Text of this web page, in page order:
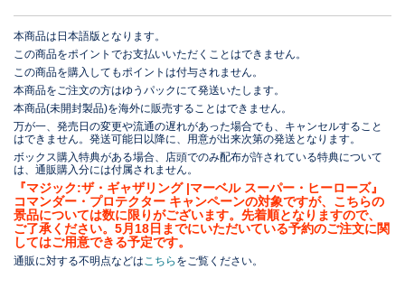
本商品は日本語版となります。
この商品をポイントでお支払いいただくことはできません。
この商品を購入してもポイントは付与されません。
本商品をご注文の方はゆうパックにて発送いたします。
本商品(未開封製品)を海外に販売することはできません。
万が一、発売日の変更や流通の遅れがあった場合でも、キャンセルすること
はできません。発送可能日以降に、用意が出来次第の発送となります。
ボックス購入特典がある場合、店頭でのみ配布が許されている特典について
は、通販購入分には付属されません。
『マジック:ザ・ギャザリング |マーベル スーパー・ヒーローズ』
コマンダー・プロテクター キャンペーンの対象ですが、こちらの
景品については数に限りがございます。先着順となりますので、
ご了承ください。5月18日までにいただいている予約のご注文に関
してはご用意できる予定です。
通販に対する不明点などはこちら をご覧ください。